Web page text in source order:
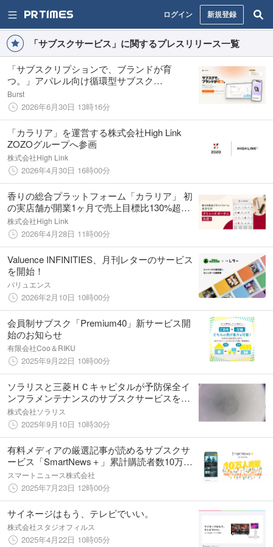
ログイン 新規登録
「サブスクサービス」に関するプレスリリース一覧
「サブスクリプションで、ブランドが育
つ。」アパレル向け循環型サブスク
SaaS『Circle』、2026年9月1日リリース——
本日より、先着25ブランド限定で14日間無料
トライアルの先行予約受付を開始
Burst
2026年6月30日 13時16分
「カラリア」を運営する株式会社High Link
ZOZOグループへ参画
株式会社High Link
2026年4月30日 16時00分
香りの総合プラットフォーム「カラリア」 初
の実店舗が開業1ヶ月で売上目標比130%超え
を達成！
株式会社High Link
2026年4月28日 11時00分
Valuence INFINITIES、月刊レターのサービス
を開始！
バリュエンス
2026年2月10日 10時00分
会員制サブスク「Premium40」新サービス開
始のお知らせ
有限会社Coo＆RIKU
2025年9月22日 10時00分
ソラリスと三菱ＨＣキャピタルが予防保全イ
ンフラメンテナンスのサブスクサービスを開
始
株式会社ソラリス
2025年9月10日 10時30分
有料メディアの厳選記事が読めるサブスクサ
ービス「SmartNews＋」累計購読者数10万人
を突破、特設ページを公開し記念キャンペー
ンを実施
スマートニュース株式会社
2025年7月23日 12時00分
サイネージはもう、テレビでいい。
株式会社スタジオフィルス
2025年4月22日 10時05分